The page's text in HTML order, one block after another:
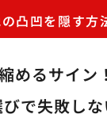
凸凹を隠す方
めるサイン
で失敗し